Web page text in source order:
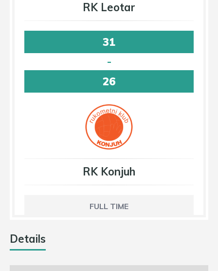
RK Leotar
31
-
26
RK Konjuh
FULL TIME
Details